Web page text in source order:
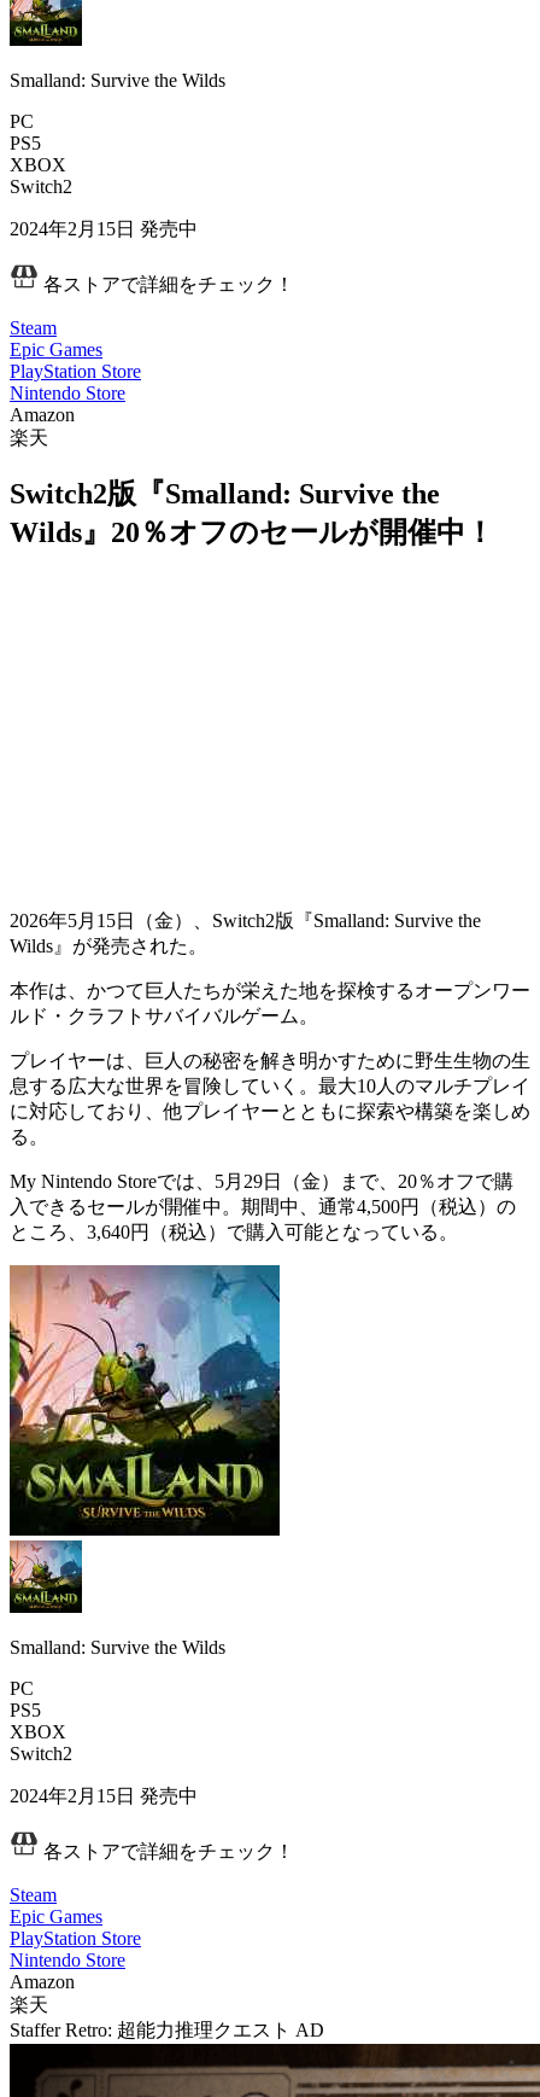
Smalland: Survive the Wilds
PC
PS5
XBOX
Switch2
2024年2月15日 発売中
各ストアで詳細をチェック！
Steam
Epic Games
PlayStation Store
Nintendo Store
Amazon
楽天
Switch2版『Smalland: Survive the
Wilds』20％オフのセールが開催中！
2026年5月15日（金）、 Switch2版『Smalland: Survive the
Wilds』 が発売された。
本作は、かつて巨人たちが栄えた地を探検するオープンワー
ルド・クラフトサバイバルゲーム。
プレイヤーは、巨人の秘密を解き明かすために野生生物の生
息する広大な世界を冒険 していく。最大10人のマルチプレイ
に対応しており、他プレイヤーとともに探索や構築を楽しめ
る。
My Nintendo Storeでは、5月29日（金）まで、 20％オフで購
入できるセールが開催中。期間中、通常4,500円（税込）の
ところ、 3,640円（税込）で購入可能となっている。
Smalland: Survive the Wilds
PC
PS5
XBOX
Switch2
2024年2月15日 発売中
各ストアで詳細をチェック！
Steam
Epic Games
PlayStation Store
Nintendo Store
Amazon
楽天
Staffer Retro: 超能力推理クエスト AD